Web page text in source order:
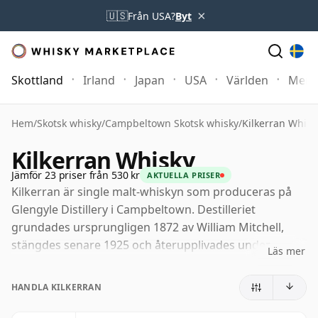
🇺🇸Från USA?Byt ×
Skottland Irland Japan USA Världen Mer
Hem/Skotsk whisky/Campbeltown Skotsk whisky/Kilkerran
Kilkerran Whisky
Jämför 23 priser från 530 kr AKTUELLA PRISER
Kilkerran är single malt-whiskyn som produceras på
Glengyle Distillery i Campbeltown. Destilleriet
grundades ursprungligen 1872 av William Mitchell,
stängdes senare 1925 och återupplivades under
familjeägda företaget som även ligger bakom
Läs mer
HANDLA KILKERRAN